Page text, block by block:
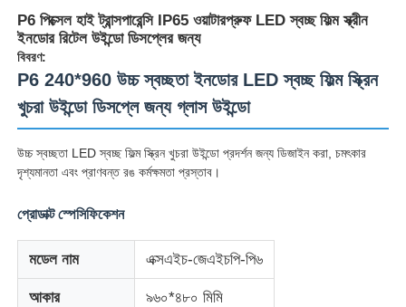
P6 পিক্সেল হাই ট্রান্সপারেন্সি IP65 ওয়াটারপ্রুফ LED স্বচ্ছ ফিল্ম স্ক্রীন
ইনডোর রিটেল উইন্ডো ডিসপ্লের জন্য
বিবরণ:
P6 240*960 উচ্চ স্বচ্ছতা ইনডোর LED স্বচ্ছ ফিল্ম স্ক্রিন
খুচরা উইন্ডো ডিসপ্লে জন্য গ্লাস উইন্ডো
উচ্চ স্বচ্ছতা LED স্বচ্ছ ফিল্ম স্ক্রিন খুচরা উইন্ডো প্রদর্শন জন্য ডিজাইন করা, চমৎকার
দৃশ্যমানতা এবং প্রাণবন্ত রঙ কর্মক্ষমতা প্রস্তাব।
প্রোডাক্ট স্পেসিফিকেশন
মডেল নাম এক্সএইচ-জেএইচপি-পি৬
আকার ৯৬০*৪৮০ মিমি